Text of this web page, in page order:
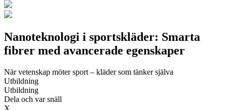
Nanoteknologi i sportskläder: Smarta
fibrer med avancerade egenskaper
När vetenskap möter sport – kläder som tänker själva
Utbildning
Utbildning
Dela och var snäll
X